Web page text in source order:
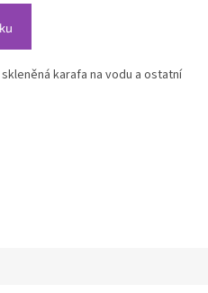
karafa na vodu a ostatní